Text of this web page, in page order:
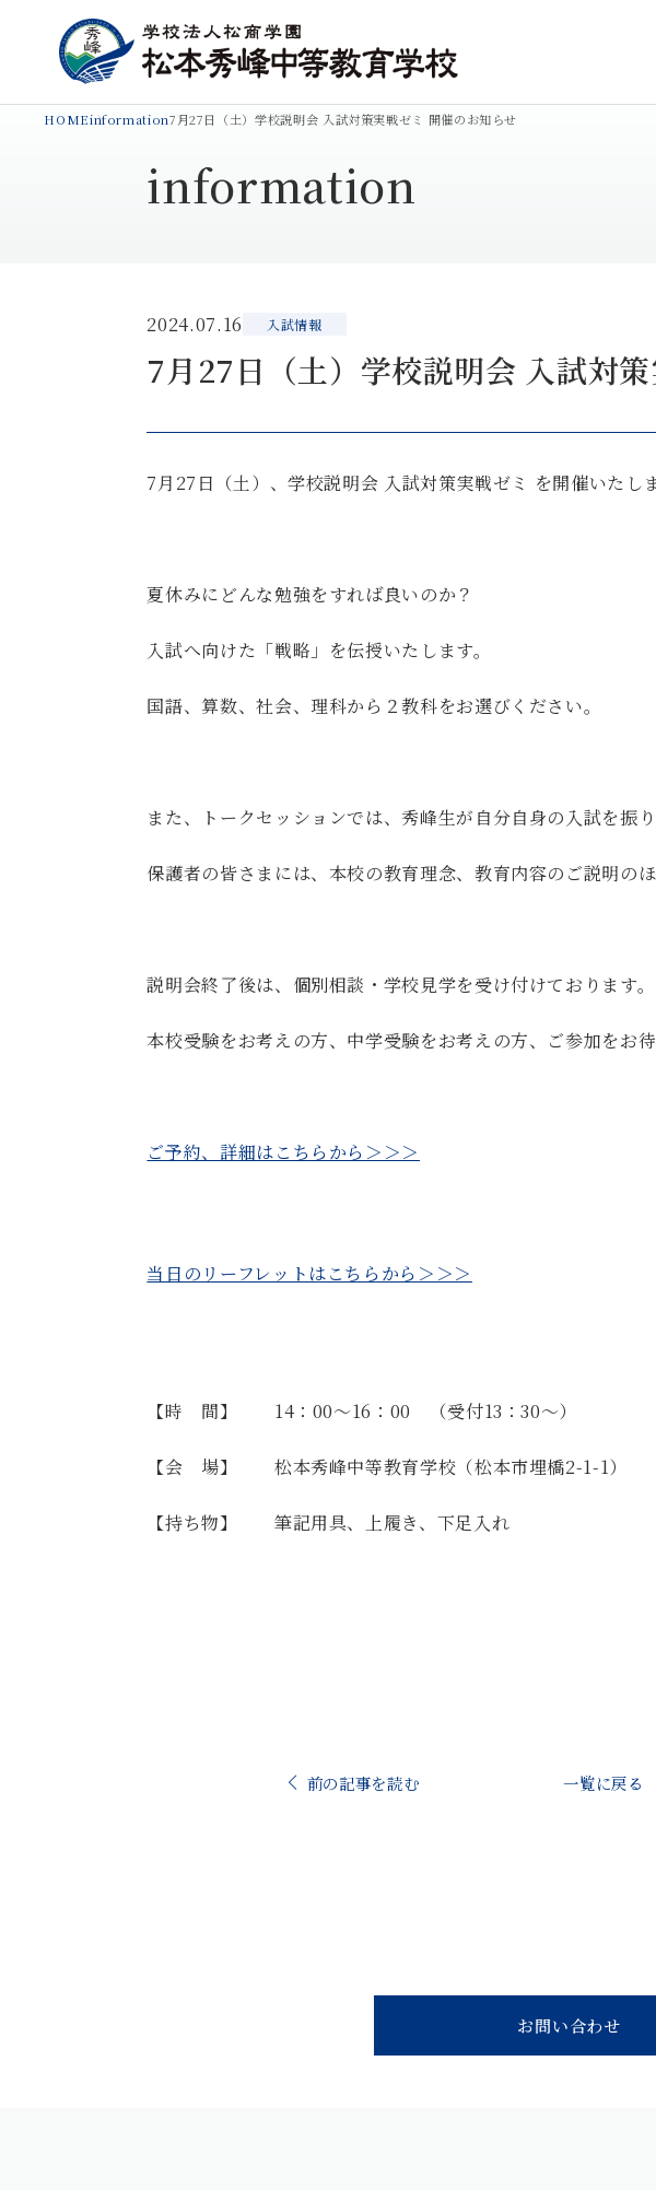
HOMEinformation7月27日（土）学校説明会 入試対策実戦ゼミ 開催のお知らせ
information
2024.07.16 入試情報
7月27日（土）学校説明会 入試対
7月 27 日（土）、学校説明会 入試対策実戦ゼミ を開催いたしま
夏休みにどんな勉強をすれば良いのか？
入試へ向けた「戦略」を伝授いたします。
国語、算数、社会、理科から２教科をお選びください。
また、トークセッションでは、秀峰生が自分自身の入試を振り
保護者の皆さまには、本校の教育理念、教育内容のご説明の
説明会終了後は、個別相談・学校見学を受け付けております。
本校受験をお考えの方、中学受験をお考えの方、ご参加をお待
ご予約、詳細はこちらから＞＞＞
当日のリーフレットはこちらから＞＞＞
【時 間】 14 ： 00～16 ： 00 （受付13 ：30～）
【会 場】 松本秀峰中等教育学校（松本市埋橋2-1-1）
【持ち物】 筆記用具、上履き、下足入れ
前の記事を読む 一覧に戻る
お問い合わせ